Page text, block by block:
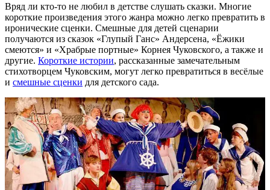
Вряд ли кто-то не любил в детстве слушать сказки. Многие
короткие произведения этого жанра можно легко превратить в
иронические сценки. Смешные для детей сценарии
получаются из сказок «Глупый Ганс» Андерсена, «Ёжики
смеются» и «Храбрые портные» Корнея Чуковского, а также и
другие. Короткие истории, рассказанные замечательным
стихотворцем Чуковским, могут легко превратиться в весёлые
и смешные сценки для детского сада.